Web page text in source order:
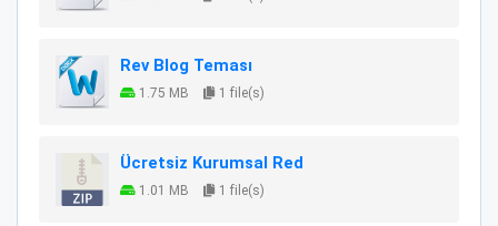
Rev Blog Teması
1.75 MB 1 file(s)
Ücretsiz Kurumsal Red
1.01 MB 1 file(s)